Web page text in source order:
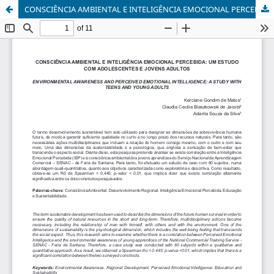
CONSCIÊNCIA AMBIENTAL E INTELIGÊNCIA EMOCIONAL PERCEBIDA: UM ESTUDO COM ADOLESCENTES E JOVENS ADULTOS